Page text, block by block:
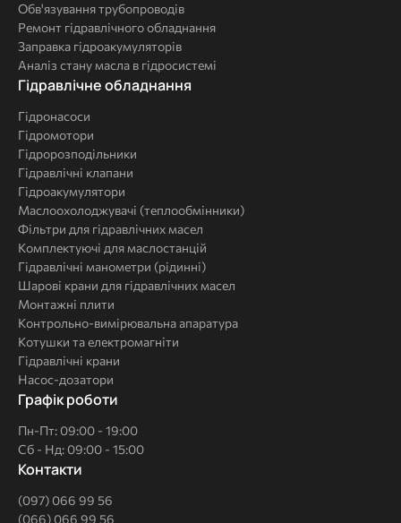
Обв'язування трубопроводів
Ремонт гідравлічного обладнання
Заправка гідроакумуляторів
Аналіз стану масла в гідросистемі
Комплексні
Гідравлічне обладнання
Гідронасоси
Гідромотори
Гідророзподільники
Гідравлічні клапани
Гідроакумулятори
Маслоохолоджувачі (теплообмінники)
Фільтри для гідравлічних масел
Комплектуючі для маслостанцій
Гідравлічні манометри (рідинні)
Шарові крани для гідравлічних масел
Монтажні плити
Контрольно-вимірювальна апаратура
Котушки та електромагніти
Гідравлічні крани
Насос-дозатори
Графік роботи
Пн-Пт: 09:00 - 19:00
Сб - Нд: 09:00 - 15:00
Контакти
(097) 066 99 56
(066) 066 99 56